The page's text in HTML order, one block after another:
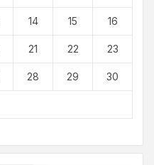
14 15 16
21 22 23
28 29 30